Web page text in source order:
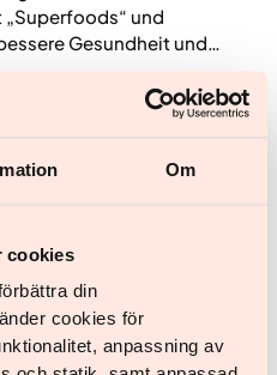
Om
cookies
din
cookies för
anpassning av
und
Gesundheit und
weit gefassten
verwendet wird. In
tatsächlich bedeutet
Auswirkungen du